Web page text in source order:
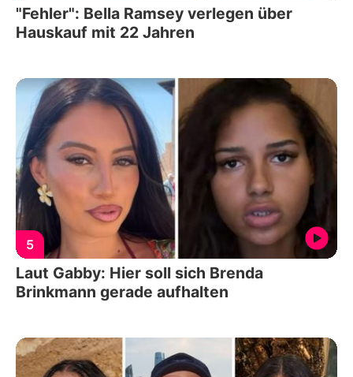
"Fehler": Bella Ramsey verlegen über
Hauskauf mit 22 Jahren
5
Laut Gabby: Hier soll sich Brenda
Brinkmann gerade aufhalten